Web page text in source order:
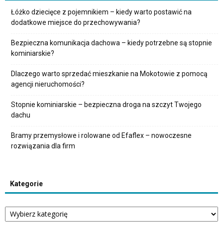
Łóżko dziecięce z pojemnikiem – kiedy warto postawić na
dodatkowe miejsce do przechowywania?
Bezpieczna komunikacja dachowa – kiedy potrzebne są stopnie
kominiarskie?
Dlaczego warto sprzedać mieszkanie na Mokotowie z pomocą
agencji nieruchomości?
Stopnie kominiarskie – bezpieczna droga na szczyt Twojego
dachu
Bramy przemysłowe i rolowane od Efaflex – nowoczesne
rozwiązania dla firm
Kategorie
Kategorie